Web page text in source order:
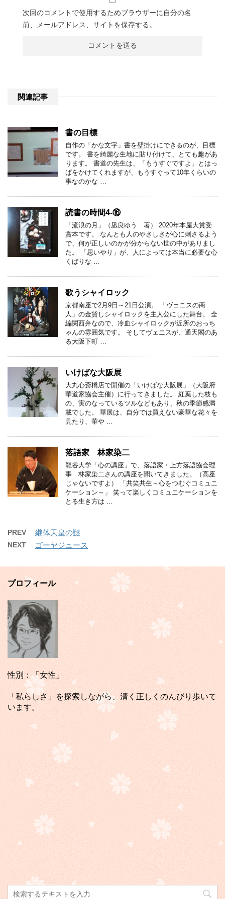
次回のコメントで使用するためブラウザーに自分の名
前、メールアドレス、サイトを保存する。
関連記事
書の目標
自作の「かな文字」書を壁掛けにできるのが、目標
です。 書を綺麗な生地に貼り付けて、とても趣があ
ります。 書道の先生は、「もうすぐですよ」とはっ
ぱをかけてくれますが、もうすぐって10年くらいの
事なのかな …
読書の時間4-⑯
「流浪の月」（凪良ゆう 著） 2020年本屋大賞受
賞本です。 なんとも人のやさしさが心に刺さるよう
で、何が正しいのかが分からない世の中がありまし
た。 「思いやり」が、人によっては本当に必要な心
くばりな …
歌うシャイロック
京都南座で2月9日～21日公演。 「ヴェニスの商
人」の金貸しシャイロックを主人公にした舞台。 全
編関西弁なので、冷血シャイロックが近所のおっち
ゃんの雰囲気です。 そしてヴェニスが、通天閣のあ
る大阪下町 …
いけばな大阪展
大丸心斎橋店で開催の「いけばな大阪展」（大阪府
華道家協会主催）に行ってきました。 紅葉した枝も
の、実のなっているツルなどもあり、秋の季節感満
載でした。 華展は、自分では買えない豪華な花々を
見たり、華や …
落語家 林家染二
龍谷大学「心の講座」で、落語家・上方落語協会理
事 林家染二さんの講座を聞いてきました。（高座
じゃないですよ） 「共笑共生～心をつむぐコミュニ
ケーション～」 笑って楽しくコミュニケーションを
とる生き方は …
PREV 継体天皇の謎
NEXT ゴーヤジュース
プロフィール
性別：「女性」
「私らしさ」を探索しながら、清く正しくのんびり歩いて
います。